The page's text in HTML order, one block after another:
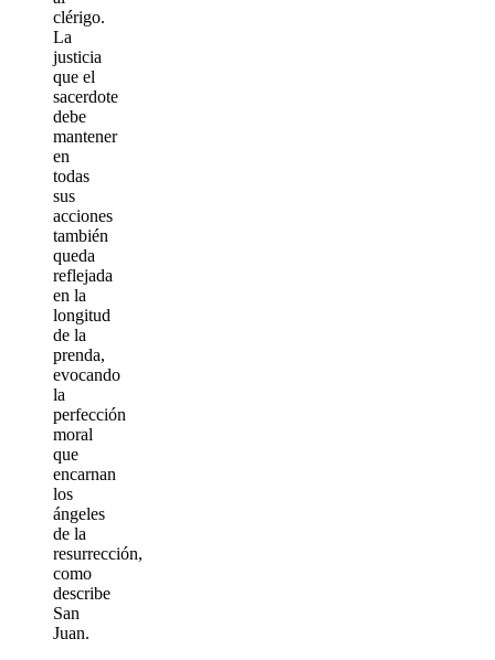
clérigo.
La
justicia
que el
sacerdote
debe
mantener
en
todas
sus
acciones
también
queda
reflejada
en la
longitud
de la
prenda,
evocando
la
perfección
moral
que
encarnan
los
ángeles
de la
resurrección,
como
describe
San
Juan.